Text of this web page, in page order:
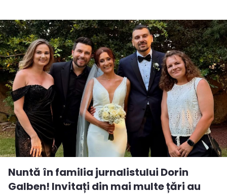
Nuntă în familia jurnalistului Dorin
Galben! Invitați din mai multe țări au